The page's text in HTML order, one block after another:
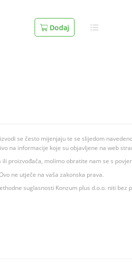
Dodaj
se često mijenjaju te se slijedom
na informacije koje su objavljene na web
proizvođača, molimo obratite nam se s
ne utječe na vaša zakonska prava.
suglasnosti Konzum plus d.o.o. niti bez